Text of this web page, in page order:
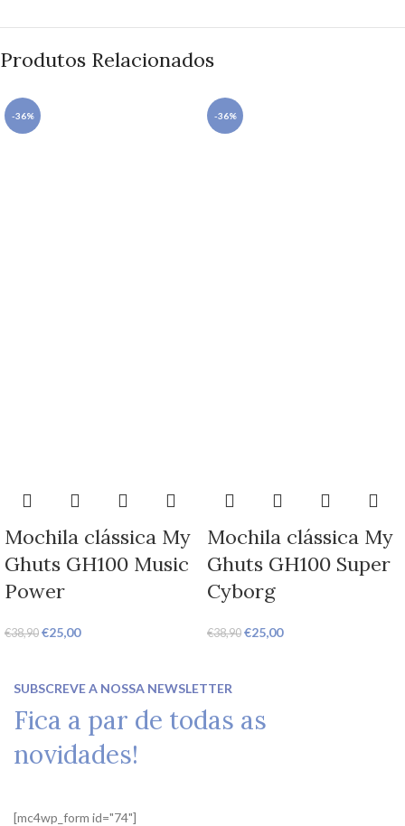
Produtos Relacionados
-36%
Mochila clássica My
Ghuts GH100 Music
Power
€38,90 €25,00
-36%
Mochila clássica My
Ghuts GH100 Super
Cyborg
€38,90 €25,00
SUBSCREVE A NOSSA NEWSLETTER
Fica a par de todas as
novidades!
[mc4wp_form id="74"]